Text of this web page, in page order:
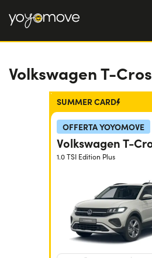
OFFERTE NOLEGGIOLUNGO
Privati
Aziende e P.IVA
OFFERTE NOLEGGIO
AUTO USATE
CHI SIAMO
La nostra storia
COME FUNZIONA
PERCHÉ CONVIENE
SCEGLI UN
Volkswagen T-
SUMMER CARD
OFFERTA YOYOMOVE
Volkswagen T-
1.0 TSI Edition Plus